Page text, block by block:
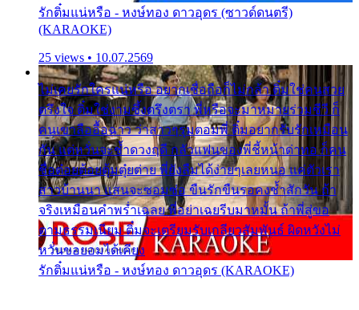
รักติ๋มแน่หรือ - หงษ์ทอง ดาวอุดร (ซาวด์ดนตรี)
(KARAOKE)
25 views • 10.07.2569
ไม่เคยรักใครแน่หรือ อยากเชื่อถือก็ไม่กล้า ติ๋มใช่คนสวย
ตรึงใจ ติ๋มใช่งามซึ้งตรึงตรา พี่หรือจะมาหมายร่วมชีวี ก็
คนเขาลืออื้อฉาว ว่าสาวๆรุมตอมพี่ ติ๋มอยากรับรักเหมือน
กัน แต่หวั่นจะช้ำดวงฤดี กลัวแฟนของพี่ชี้หน้าด่าทอ ก็คน
ชื่อต๋อยต้อยตุ้มตุ๋ยต่าย พี่ยังลืมได้ง่ายๆเลยหนอ แค่ตัวเรา
สาวบ้านนา แสนจะซอมซ่อ ขืนรักขืนรอคงช้ำสักวัน ถ้า
จริงเหมือนคำพร่ำเฉลย พี่อย่าเฉยรีบมาหมั้น ถ้าพี่สู่ขอ
ตามธรรมเนียม ติ๋มจะเตรียมรับเกลียวสัมพันธ์ ผิดหวังไม่
หวั่นขอยอมได้เคียง
รักติ๋มแน่หรือ - หงษ์ทอง ดาวอุดร (KARAOKE)